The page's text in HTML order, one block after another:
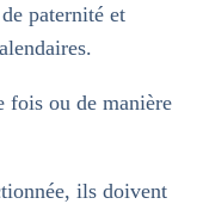
paternité et
fois ou de manière
ils doivent